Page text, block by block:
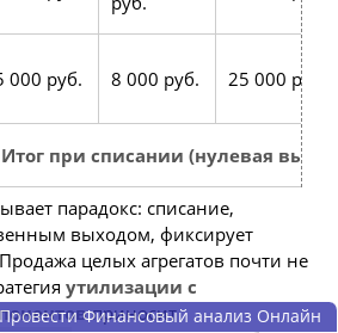
000 руб. 8 000 руб. 25 000 руб.
Итог при списании (нулевая
парадокс: списание,
выходом, фиксирует
целых агрегатов почти не
утилизации с
приносит
Провести Финансовый анализ Онлайн